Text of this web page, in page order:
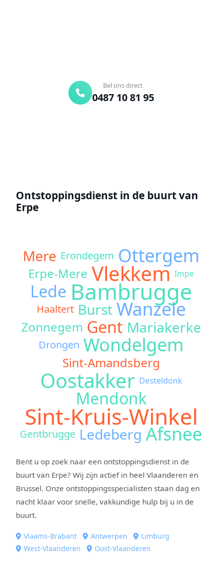
Bel ons direct
0487 10 81 95
Ontstoppingsdienst in de buurt van
Erpe
Mere Erondegem Ottergem
Erpe-Mere Vlekkem Impe
Lede Bambrugge
Haaltert Burst Wanzele
Zonnegem Gent Mariakerke
Drongen Wondelgem
Sint-Amandsberg
Oostakker Desteldonk
Mendonk
Sint-Kruis-Winkel
Gentbrugge Ledeberg Afsnee
Bent u op zoek naar een ontstoppingsdienst in de
buurt van Erpe? Wij zijn actief in heel Vlaanderen en
Brussel. Onze ontstoppingsspecialisten staan dag en
nacht klaar voor snelle, vakkundige hulp bij u in de
buurt.
Vlaams-Brabant Antwerpen
Limburg
West-Vlaanderen
Oost-Vlaanderen